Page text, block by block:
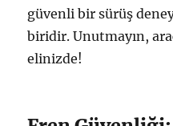
güvenli bir sürüş
biridir. Unutmayın,
elinizde!